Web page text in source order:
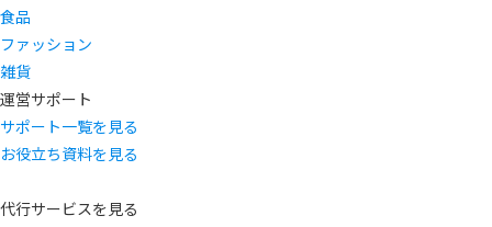
食品
ファッション
雑貨
運営サポート
サポート一覧を見る
お役立ち資料を見る
代行サービスを見る